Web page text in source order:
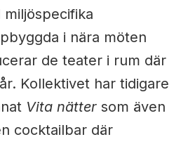
i nära möten
de teater i rum där
Kollektivet har tidigare
Vita nättersom även
cocktailbar där